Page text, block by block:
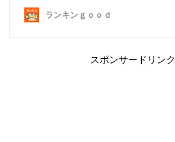
スポンサードリンク